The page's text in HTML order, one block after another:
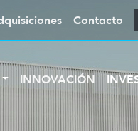
Contacto
INNOVACIÓN